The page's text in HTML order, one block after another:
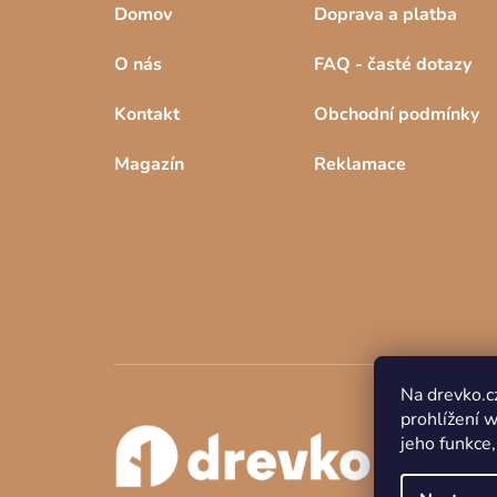
Na
prohlížení
jeho
Domov
O nás
Kontakt
Magazín
Doprava a platba
FAQ - časté dotazy
Obchodní podmínky
Reklamace